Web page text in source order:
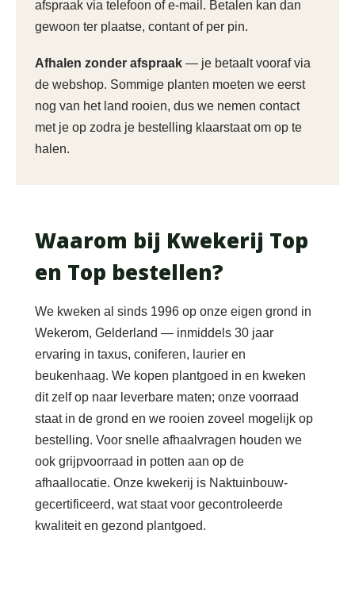
afspraak via telefoon of e-mail. Betalen kan dan
gewoon ter plaatse, contant of per pin.
Afhalen zonder afspraak — je betaalt vooraf via
de webshop. Sommige planten moeten we eerst
nog van het land rooien, dus we nemen contact
met je op zodra je bestelling klaarstaat om op te
halen.
Waarom bij Kwekerij Top
en Top bestellen?
We kweken al sinds 1996 op onze eigen grond in
Wekerom, Gelderland — inmiddels 30 jaar
ervaring in taxus, coniferen, laurier en
beukenhaag. We kopen plantgoed in en kweken
dit zelf op naar leverbare maten; onze voorraad
staat in de grond en we rooien zoveel mogelijk op
bestelling. Voor snelle afhaalvragen houden we
ook grijpvoorraad in potten aan op de
afhaallocatie. Onze kwekerij is Naktuinbouw-
gecertificeerd, wat staat voor gecontroleerde
kwaliteit en gezond plantgoed.